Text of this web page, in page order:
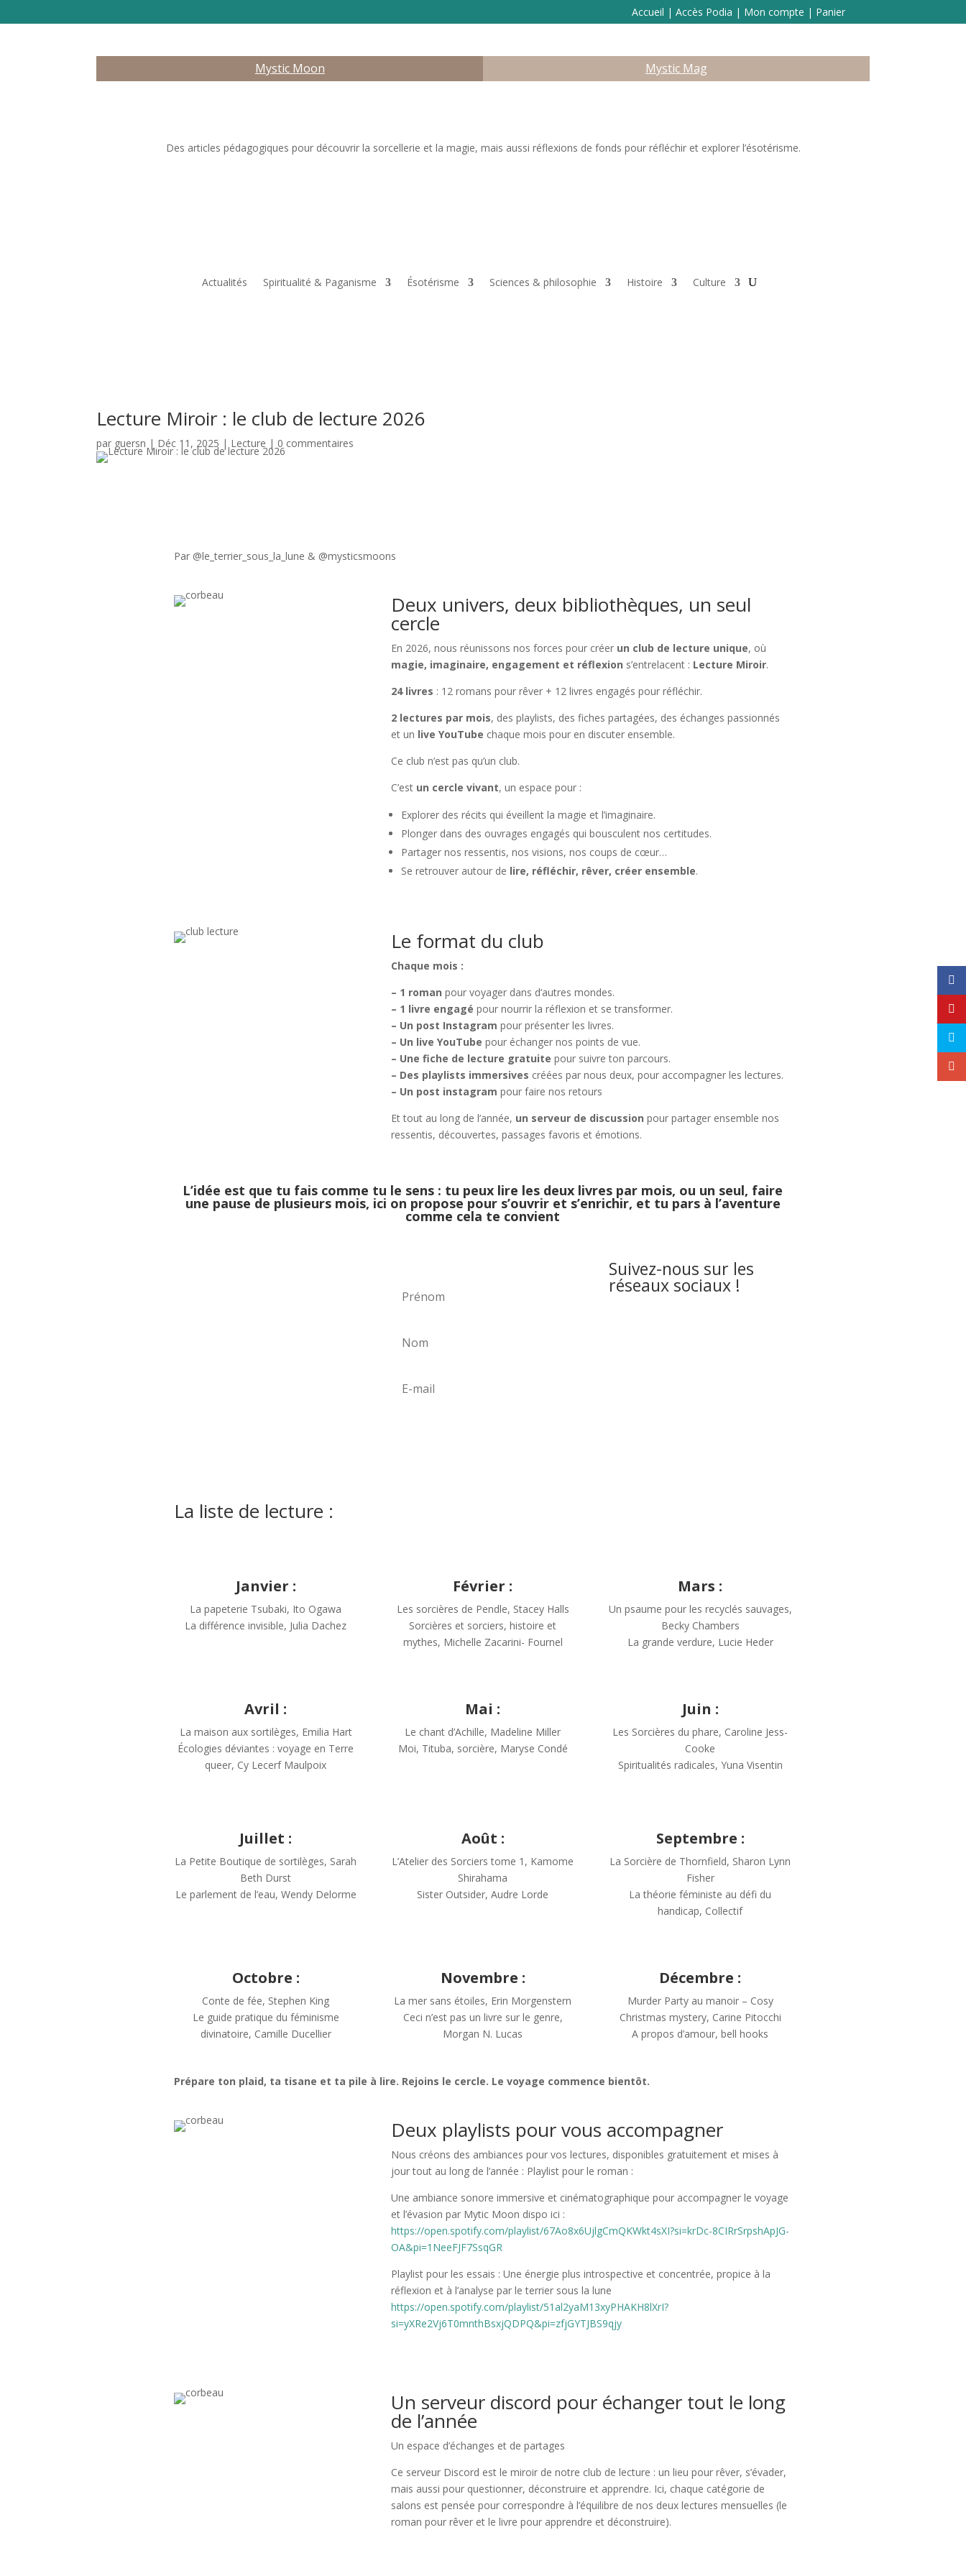
Accueil | Accès Podia | Mon compte | Panier
Mystic Moon Mystic Mag
Des articles pédagogiques pour découvrir la sorcellerie et la magie, mais aussi réflexions de fonds pour réfléchir et explorer l’ésotérisme.
Actualités Spiritualité & Paganisme Ésotérisme Sciences & philosophie Histoire Culture
Lecture Miroir : le club de lecture 2026
par guersn | Déc 11, 2025 | Lecture | 0 commentaires
Par @le_terrier_sous_la_lune & @mysticsmoons
Deux univers, deux bibliothèques, un seul
cercle
En 2026, nous réunissons nos forces pour créer un club de lecture unique, où
magie, imaginaire, engagement et réflexion s’entrelacent : Lecture Miroir.
24 livres : 12 romans pour rêver + 12 livres engagés pour réfléchir.
2 lectures par mois, des playlists, des fiches partagées, des échanges passionnés
et un live YouTube chaque mois pour en discuter ensemble.
Ce club n’est pas qu’un club.
C’est un cercle vivant, un espace pour :
Explorer des récits qui éveillent la magie et l’imaginaire.
Plonger dans des ouvrages engagés qui bousculent nos certitudes.
Partager nos ressentis, nos visions, nos coups de cœur…
Se retrouver autour de lire, réfléchir, rêver, créer ensemble.
Le format du club
Chaque mois :
– 1 roman pour voyager dans d’autres mondes.
– 1 livre engagé pour nourrir la réflexion et se transformer.
– Un post Instagram pour présenter les livres.
– Un live YouTube pour échanger nos points de vue.
– Une fiche de lecture gratuite pour suivre ton parcours.
– Des playlists immersives créées par nous deux, pour accompagner les lectures.
– Un post instagram pour faire nos retours
Et tout au long de l’année, un serveur de discussion pour partager ensemble nos
ressentis, découvertes, passages favoris et émotions.
L’idée est que tu fais comme tu le sens : tu peux lire les deux livres par mois, ou un seul, faire
une pause de plusieurs mois, ici on propose pour s’ouvrir et s’enrichir, et tu pars à l’aventure
comme cela te convient
Suivez-nous sur les
réseaux sociaux !
La liste de lecture :
Janvier :
La papeterie Tsubaki, Ito Ogawa
La différence invisible, Julia Dachez
Février :
Les sorcières de Pendle, Stacey Halls
Sorcières et sorciers, histoire et
mythes, Michelle Zacarini- Fournel
Mars :
Un psaume pour les recyclés sauvages,
Becky Chambers
La grande verdure, Lucie Heder
Avril :
La maison aux sortilèges, Emilia Hart
Écologies déviantes : voyage en Terre
queer, Cy Lecerf Maulpoix
Mai :
Le chant d’Achille, Madeline Miller
Moi, Tituba, sorcière, Maryse Condé
Juin :
Les Sorcières du phare, Caroline Jess-
Cooke
Spiritualités radicales, Yuna Visentin
Juillet :
La Petite Boutique de sortilèges, Sarah
Beth Durst
Le parlement de l’eau, Wendy Delorme
Août :
L’Atelier des Sorciers tome 1, Kamome
Shirahama
Sister Outsider, Audre Lorde
Septembre :
La Sorcière de Thornfield, Sharon Lynn
Fisher
La théorie féministe au défi du
handicap, Collectif
Octobre :
Conte de fée, Stephen King
Le guide pratique du féminisme
divinatoire, Camille Ducellier
Novembre :
La mer sans étoiles, Erin Morgenstern
Ceci n’est pas un livre sur le genre,
Morgan N. Lucas
Décembre :
Murder Party au manoir – Cosy
Christmas mystery, Carine Pitocchi
A propos d’amour, bell hooks
Prépare ton plaid, ta tisane et ta pile à lire. Rejoins le cercle. Le voyage commence bientôt.
Deux playlists pour vous accompagner
Nous créons des ambiances pour vos lectures, disponibles gratuitement et mises à
jour tout au long de l’année : Playlist pour le roman :
Une ambiance sonore immersive et cinématographique pour accompagner le voyage
et l’évasion par Mytic Moon dispo ici :
https://open.spotify.com/playlist/67Ao8x6UjlgCmQKWkt4sXI?si=krDc-8CIRrSrpshApJG-
OA&pi=1NeeFJF7SsqGR
Playlist pour les essais : Une énergie plus introspective et concentrée, propice à la
réflexion et à l’analyse par le terrier sous la lune
https://open.spotify.com/playlist/51al2yaM13xyPHAKH8lXrI?
si=yXRe2Vj6T0mnthBsxjQDPQ&pi=zfjGYTJBS9qjy
Un serveur discord pour échanger tout le long
de l’année
Un espace d’échanges et de partages
Ce serveur Discord est le miroir de notre club de lecture : un lieu pour rêver, s’évader,
mais aussi pour questionner, déconstruire et apprendre. Ici, chaque catégorie de
salons est pensée pour correspondre à l’équilibre de nos deux lectures mensuelles (le
roman pour rêver et le livre pour apprendre et déconstruire).